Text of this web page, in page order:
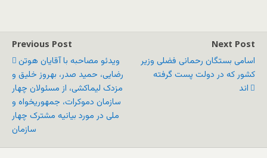
Previous Post
ویدئو مصاحبه با آقایان هوتن
رضایی، حمید صدر، بهروز خلیق و
مزدک لیماکشی، از مسئولان چهار
سازمان دموکرات، جمهوریخواه و
ملی در مورد بیانیه مشترک چهار
Next Post
اسامی بستگان رحمانی فضلی وزیر
کشور که در دولت پست گرفته
اند